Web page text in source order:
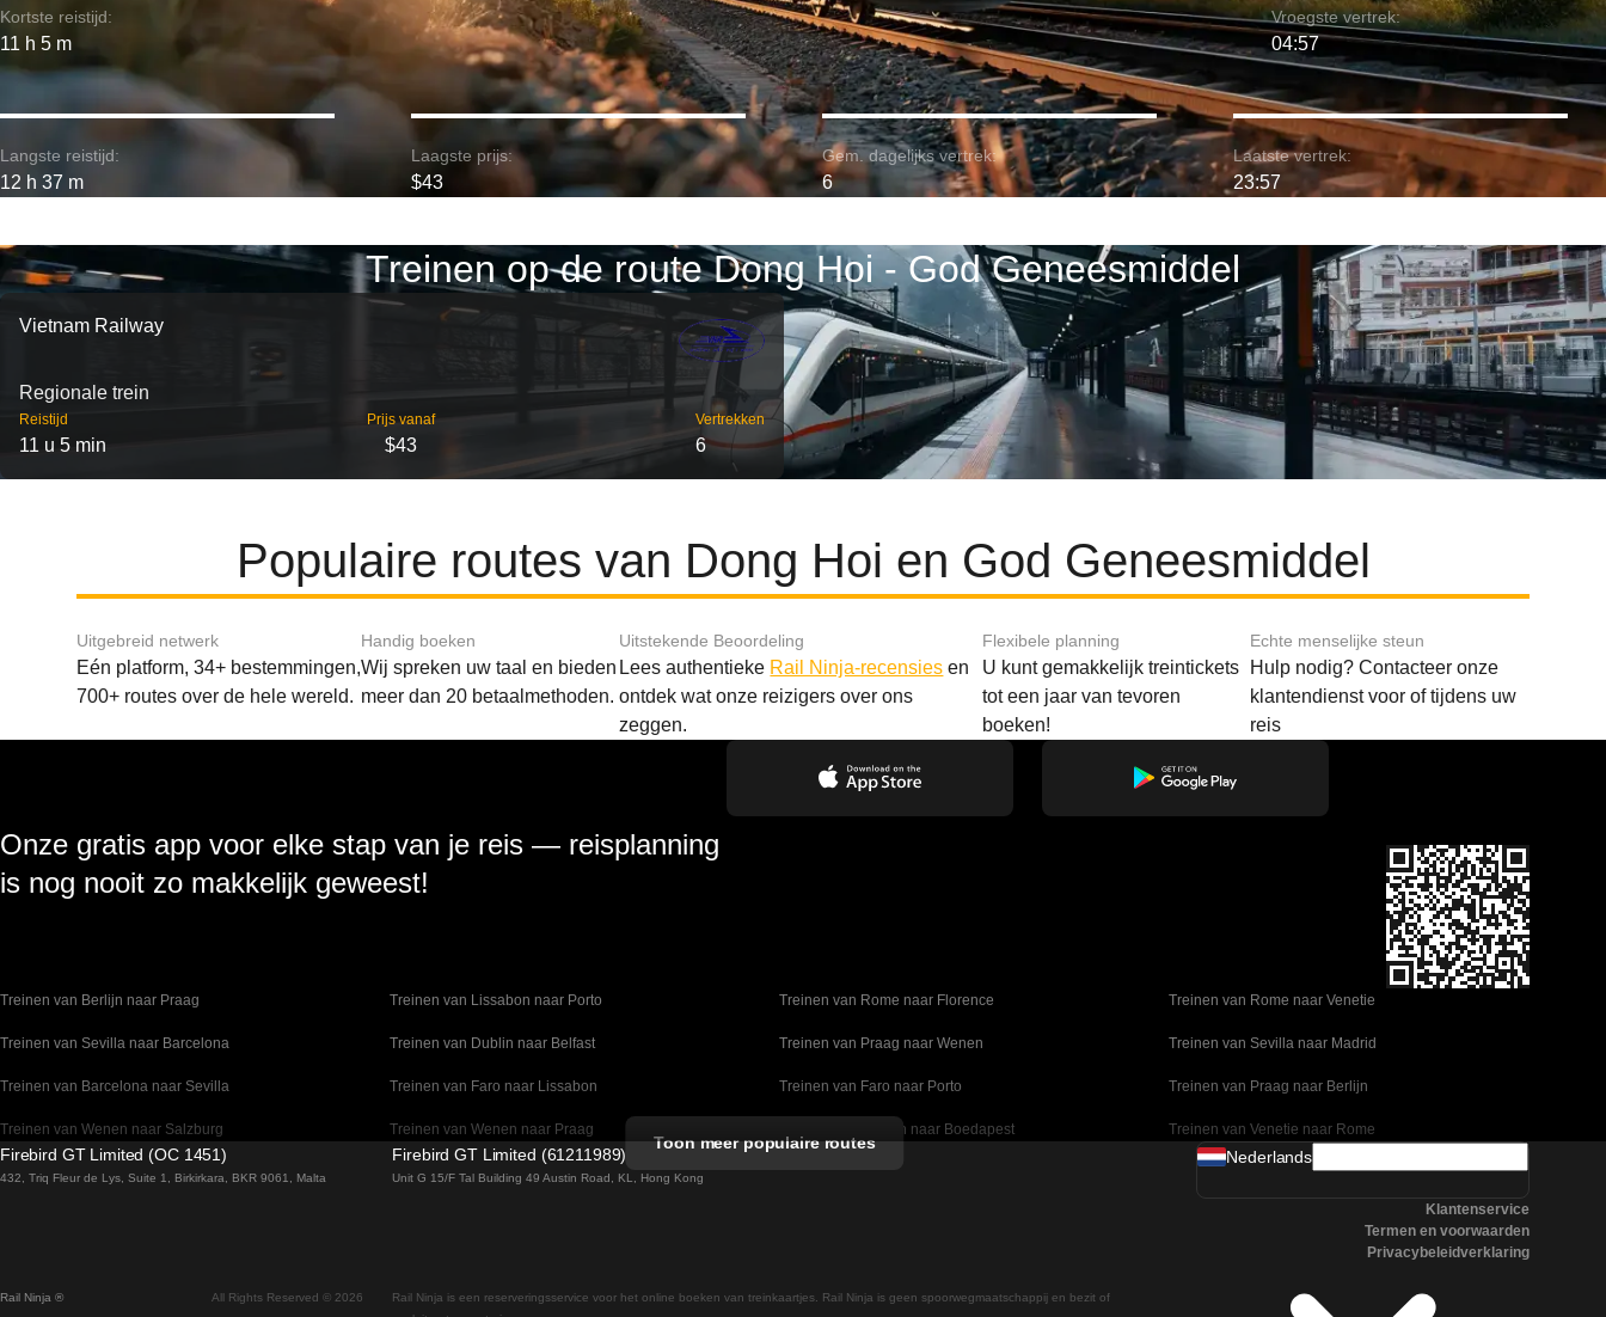
Kortste reistijd:
11 h 5 m
Vroegste vertrek:
04:57
Langste reistijd:
12 h 37 m
Laagste prijs:
$43
Gem. dagelijks vertrek:
6
Laatste vertrek:
23:57
Treinen op de route Dong Hoi - God Geneesmiddel
Vietnam Railway
Regionale trein
Reistijd
11 u 5 min
Prijs vanaf
$43
Vertrekken
6
Populaire routes van Dong Hoi en God Geneesmiddel
Uitgebreid netwerk
Eén platform, 34+ bestemmingen,
700+ routes over de hele wereld.
Handig boeken
Wij spreken uw taal en bieden
meer dan 20 betaalmethoden.
Uitstekende Beoordeling
Lees authentieke Rail Ninja-recensies en
ontdek wat onze reizigers over ons
zeggen.
Flexibele planning
U kunt gemakkelijk treintickets
tot een jaar van tevoren
boeken!
Echte menselijke steun
Hulp nodig? Contacteer onze
klantendienst voor of tijdens uw
reis
Onze gratis app voor elke stap van je reis — reisplanning
is nog nooit zo makkelijk geweest!
Treinen van Berlijn naar Praag Treinen van Lissabon naar Porto Treinen van Rome naar Florence Treinen van Rome naar Venetie
Treinen van Sevilla naar Barcelona Treinen van Dublin naar Belfast Treinen van Praag naar Wenen Treinen van Sevilla naar Madrid
Treinen van Barcelona naar Sevilla Treinen van Faro naar Lissabon Treinen van Faro naar Porto Treinen van Praag naar Berlijn
Treinen van Wenen naar Salzburg Treinen van Wenen naar Praag Treinen van Wenen naar Boedapest Treinen van Venetie naar Rome
Treinen van Venetie naar Florence Treinen van Valencia naar Madrid Treinen van Ulsan naar Seoel
Treinen van Seoel naar Changwon
Treinen van Seoel naar Busan Treinen van Rovaniemi naar Helsinki Treinen van Rome naar Napels Treinen van Praag naar Boedapest
Toon meer populaire routes
Firebird GT Limited (OC 1451)
432, Triq Fleur de Lys, Suite 1, Birkirkara, BKR 9061, Malta
Firebird GT Limited (61211989)
Unit G 15/F Tal Building 49 Austin Road, KL, Hong Kong
Rail Ninja ® All Rights Reserved © 2026
Rail Ninja is een reserveringsservice voor het online boeken van treinkaartjes. Rail Ninja is geen spoorwegmaatschappij en bezit of
Nederlands
Klantenservice
Termen en voorwaarden
Privacybeleidverklaring